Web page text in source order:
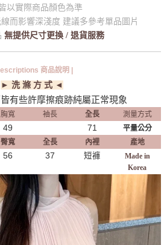
以實際商品顏色為準
而影響深淺度 建議多參考單品圖片
無提供尺寸更換 / 退貨服務
商品說明 |
► 洗 滌 方 式 ◄
有些許摩擦痕跡純屬正常現象
胸寬 袖長 全長
測量方式
49 71
平量公分
臀寬 全長 內裡
產地
56 37 短褲
Made in
Korea